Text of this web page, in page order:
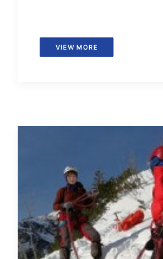
VIEW MORE